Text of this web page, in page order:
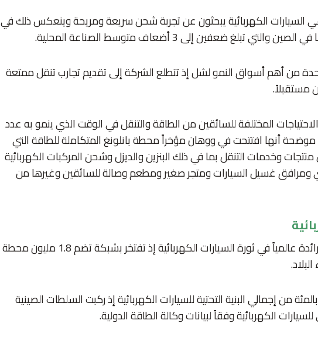
السيارات الكهربائية يبحثون عن تجربة شحن سريعة ومريحة وينعكس ذلك في
تبلغ ضعفين إلى 3 أضعاف متوسط الصناعة المحلية.
من أهم أسواق النمو لشل إذ تتطلع الشركة إلى تقديم تجارب تنقل ممتعة
مستقبلاً.
المختلفة للسائقين من الطاقة والتنقل في الوقت الذي ينمو به عدد
موضحة أنها افتتحت في ووهان مؤخراً محطة بانلونغ المتكاملة للطاقة التي
10 أنواع من منتجات وخدمات التنقل بما في ذلك البنزين والديزل وشحن المركبات الكهربائية
ومرافق غسيل السيارات ومتجر صغير ومطعم وصالة للسائقين وغيرها من
وبرزت الصين بصفتها دولة رائدة عالمياً في ثورة السيارات الكهربائية إذ تفتخر بشبكة تضم 1.8 مليون محطة
وتمتلك الصين أكثر من 65 بالمئة من إجمالي البنية التحتية للسيارات الكهربائية إذ ركبت السلطات الصينية